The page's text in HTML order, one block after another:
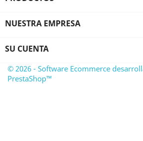
NUESTRA EMPRESA
SU CUENTA
© 2026 - Software Ecommerce
PrestaShop™